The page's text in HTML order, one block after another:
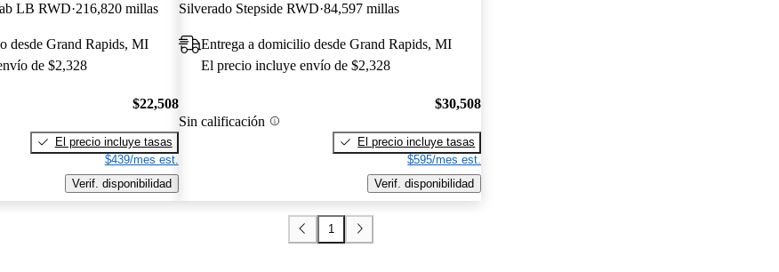
LB RWD 216,820 millas
desde Grand Rapids, MI
de $2,328
$22,508
El precio incluye tasas
$439/mes est.
Verif. disponibilidad
Silverado Stepside RWD 84,597 millas
Entrega a domicilio desde Grand Rapids, MI
El precio incluye envío de $2,328
Sin calificación
$30,508
El precio incluye tasas
$595/mes est.
Verif. disponibilidad
1